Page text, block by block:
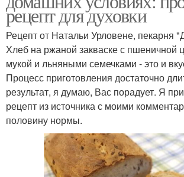
рецепт для духовки
Рецепт от Натальи Урловене, пекарня
Хлеб на ржаной закваске с пшеничной
мукой и льняными семечками - это и
Процесс приготовления достаточно
результат, я думаю, Вас порадует. Я
рецепт из источника с моими
половину нормы.